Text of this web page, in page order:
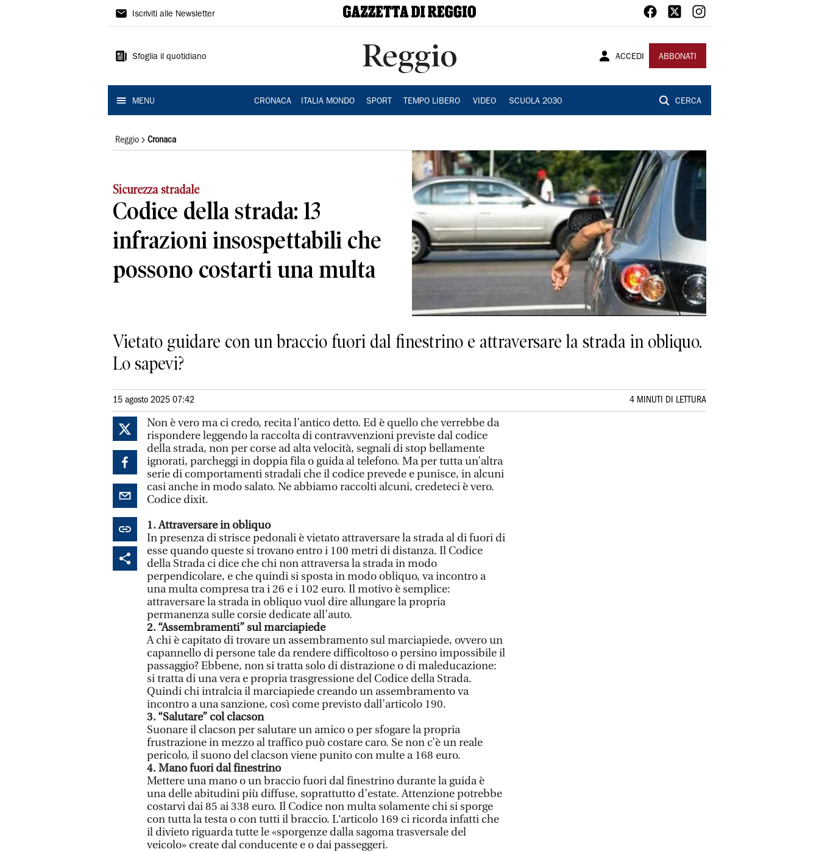
Gazzetta
Reggio
Iscriviti alle Newsletter
Sfoglia il quotidiano Reggio ACCEDI ABBONATI
MENU CRONACA ITALIA MONDO SPORT TEMPO LIBERO VIDEO SCUOLA 2030 CERCA
Reggio Cronaca
Sicurezza stradale
Codice della strada: 13
infrazioni insospettabili che
possono costarti una multa
Vietato guidare con un braccio fuori dal finestrino e attraversare la strada in obliquo.
Lo sapevi?
15 agosto 2025 07:42 4 MINUTI DI LETTURA
Non è vero ma ci credo, recita l’antico detto. Ed è quello che verrebbe da
rispondere leggendo la raccolta di contravvenzioni previste dal codice
della strada, non per corse ad alta velocità, segnali di stop bellamente
ignorati, parcheggi in doppia fila o guida al telefono. Ma per tutta un’altra
serie di comportamenti stradali che il codice prevede e punisce, in alcuni
casi anche in modo salato. Ne abbiamo raccolti alcuni, credeteci è vero.
Codice dixit.
1. Attraversare in obliquo
In presenza di strisce pedonali è vietato attraversare la strada al di fuori di
esse quando queste si trovano entro i 100 metri di distanza. Il Codice
della Strada ci dice che chi non attraversa la strada in modo
perpendicolare, e che quindi si sposta in modo obliquo, va incontro a
una multa compresa tra i 26 e i 102 euro. Il motivo è semplice:
attraversare la strada in obliquo vuol dire allungare la propria
permanenza sulle corsie dedicate all’auto.
2. “Assembramenti” sul marciapiede
A chi è capitato di trovare un assembramento sul marciapiede, ovvero un
capannello di persone tale da rendere difficoltoso o persino impossibile il
passaggio? Ebbene, non si tratta solo di distrazione o di maleducazione:
si tratta di una vera e propria trasgressione del Codice della Strada.
Quindi chi intralcia il marciapiede creando un assembramento va
incontro a una sanzione, così come previsto dall’articolo 190.
3. “Salutare” col clacson
Suonare il clacson per salutare un amico o per sfogare la propria
frustrazione in mezzo al traffico può costare caro. Se non c’è un reale
pericolo, il suono del clacson viene punito con multe a 168 euro.
4. Mano fuori dal finestrino
Mettere una mano o un braccio fuori dal finestrino durante la guida è
una delle abitudini più diffuse, soprattutto d’estate. Attenzione potrebbe
costarvi dai 85 ai 338 euro. Il Codice non multa solamente chi si sporge
con tutta la testa o con tutti il braccio. L‘articolo 169 ci ricorda infatti che
il divieto riguarda tutte le «sporgenze dalla sagoma trasversale del
veicolo» create dal conducente e o dai passeggeri.